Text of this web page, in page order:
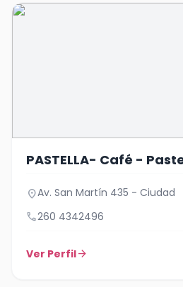
PASTELLA- Café -
location_onAv. San Martín 435 - Ciudad
call260 4342496
Ver Perfilarrow_forward